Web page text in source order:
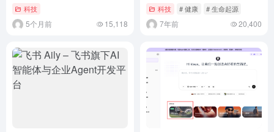
科技
5个月前 15,118
科技 # 健康 # 生命起源
7年前 20,400